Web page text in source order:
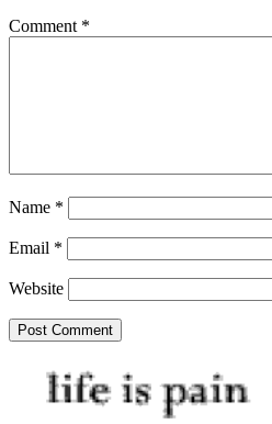
Comment *
Name *
Email *
Website